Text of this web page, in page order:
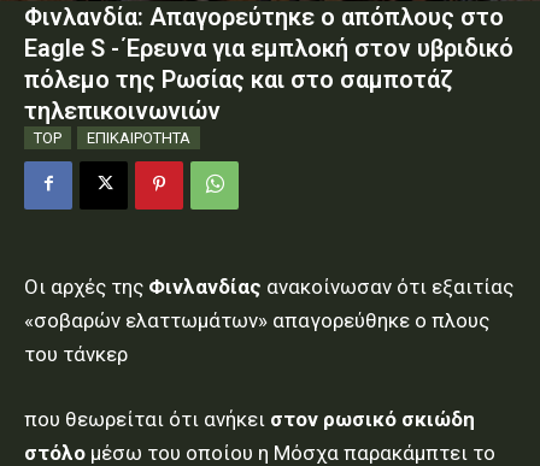
Φινλανδία: Απαγορεύτηκε ο απόπλους στο
Eagle S -΄Ερευνα για εμπλοκή στον υβριδικό
πόλεμο της Ρωσίας και στο σαμποτάζ
τηλεπικοινωνιών
TOP ΕΠΙΚΑΙΡΟΤΗΤΑ
Οι αρχές της Φινλανδίας ανακοίνωσαν ότι εξαιτίας
«σοβαρών ελαττωμάτων» απαγορεύθηκε ο πλους
του τάνκερ
που θεωρείται ότι ανήκει στον ρωσικό σκιώδη
στόλο μέσω του οποίου η Μόσχα παρακάμπτει το